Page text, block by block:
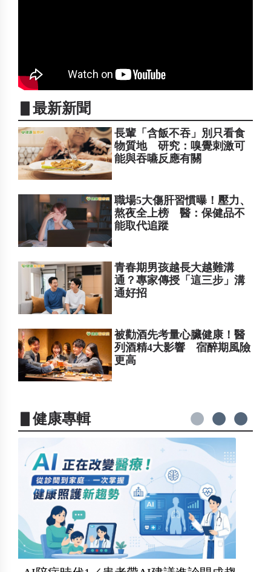
▋最新新聞
長輩「含飯不吞」別只看食
物質地 研究：嗅覺刺激可
能與吞嚥反應有關
職場5大傷肝習慣曝！壓力、
熬夜全上榜 醫：保健品不
能取代追蹤
青春期男孩越長大越難溝
通？專家傳授「這三步」溝
通好招
被勸酒先考量心臟健康！醫
列酒精4大影響 宿醉期風險
更高
▋健康專輯